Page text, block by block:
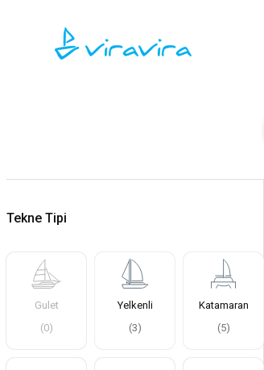
Tekne Tipi
Gulet
(0)
Yelkenli
(3)
Katamaran
(5)